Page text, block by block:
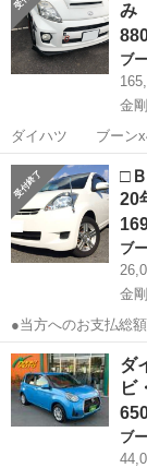
実施しています！ ④
み
ブ
金
ダイハツ ブーンx4(クロ
ンX4 4WDターボ 直
ン形
大阪 大阪狭山市
□
20
ブ
金
●当方へのお支払総
００円」＋「リサイクル料９，
１０，０００円キャ
● ●...
大阪 大阪狭山
ダ
ビ
ブ